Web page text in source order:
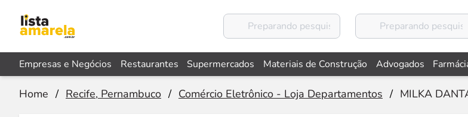
Empresas e Negócios Restaurantes Supermercados Materiais de Construção Advogados
Home / Recife, Pernambuco / Comércio Eletrônico - Loja Departamentos / MILKA